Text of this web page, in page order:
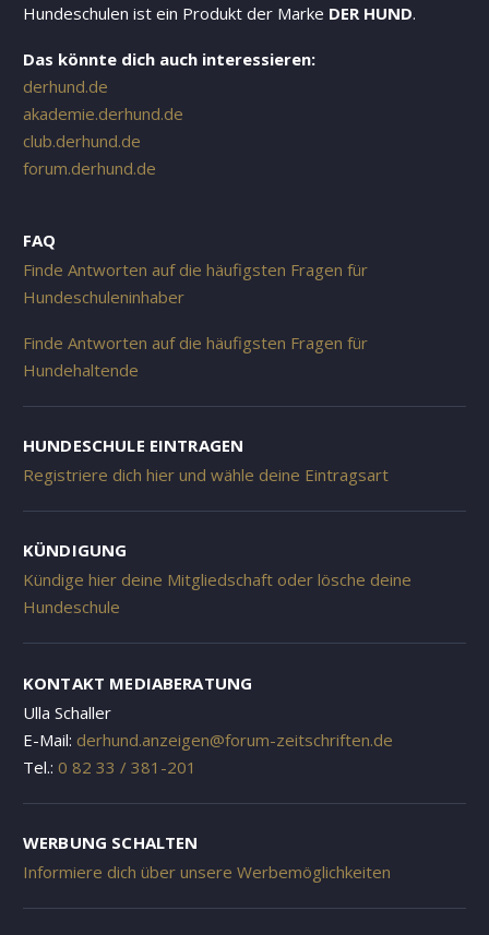
Hundeschulen ist ein Produkt der Marke DER HUND.
Das könnte dich auch interessieren:
derhund.de
akademie.derhund.de
club.derhund.de
forum.derhund.de
FAQ
Finde Antworten auf die häufigsten Fragen für
Hundeschuleninhaber
Finde Antworten auf die häufigsten Fragen für
Hundehaltende
HUNDESCHULE EINTRAGEN
Registriere dich hier und wähle deine Eintragsart
KÜNDIGUNG
Kündige hier deine Mitgliedschaft oder lösche deine
Hundeschule
KONTAKT MEDIABERATUNG
Ulla Schaller
E-Mail: derhund.anzeigen@forum-zeitschriften.de
Tel.: 0 82 33 / 381-201
WERBUNG SCHALTEN
Informiere dich über unsere Werbemöglichkeiten